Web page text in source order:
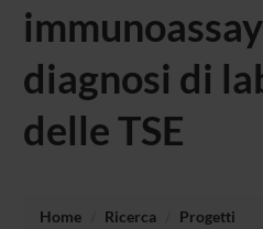
diagnosi di
delle TSE
Home Ricerca
Progetti